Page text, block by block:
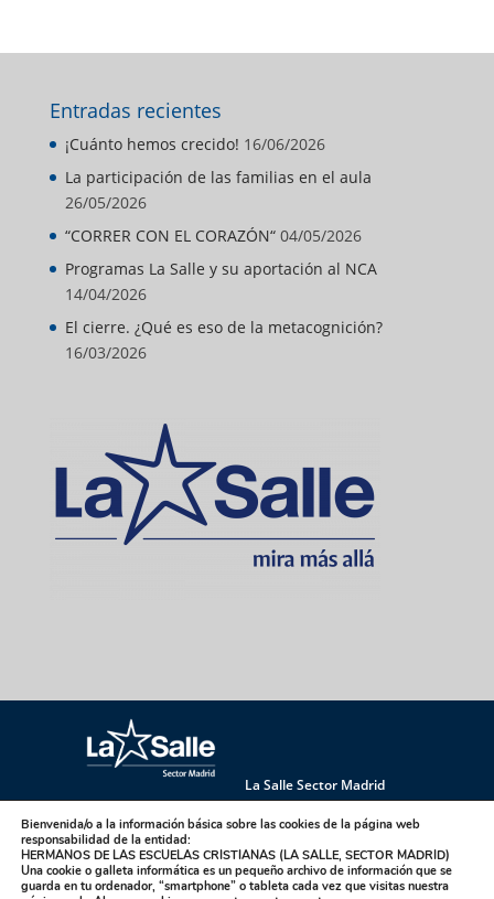
Entradas recientes
¡Cuánto hemos crecido! 16/06/2026
La participación de las familias en el aula
26/05/2026
“CORRER CON EL CORAZÓN“ 04/05/2026
Programas La Salle y su aportación al NCA
14/04/2026
El cierre. ¿Qué es eso de la metacognición?
16/03/2026
La Salle Sector Madrid
La Salle Centro Universitario
La Salle Griñón
La Salle Institución
La Salle La Laguna
La Salle La Paloma
Bienvenida/o a la información básica sobre las cookies de la página web
responsabilidad de la entidad:
HERMANOS DE LAS ESCUELAS CRISTIANAS (LA SALLE, SECTOR MADRID)
Una cookie o galleta informática es un pequeño archivo de información que se
guarda en tu ordenador, “smartphone” o tableta cada vez que visitas nuestra